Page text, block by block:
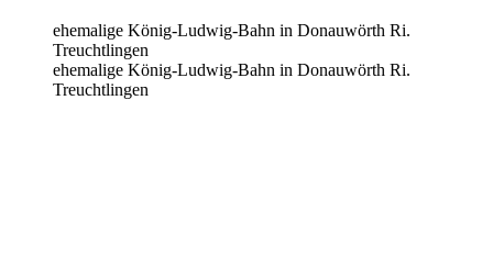
ehemalige König-Ludwig-Bahn in Donauwörth Ri.
Treuchtlingen
ehemalige König-Ludwig-Bahn in Donauwörth Ri.
Treuchtlingen